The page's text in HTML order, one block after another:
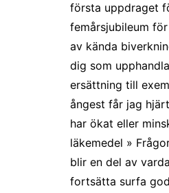
första uppdraget
femårsjubileum
av kända
dig som
ersättning till
ångest får jag
har ökat eller
läkemedel »
blir en del av
fortsätta surfa